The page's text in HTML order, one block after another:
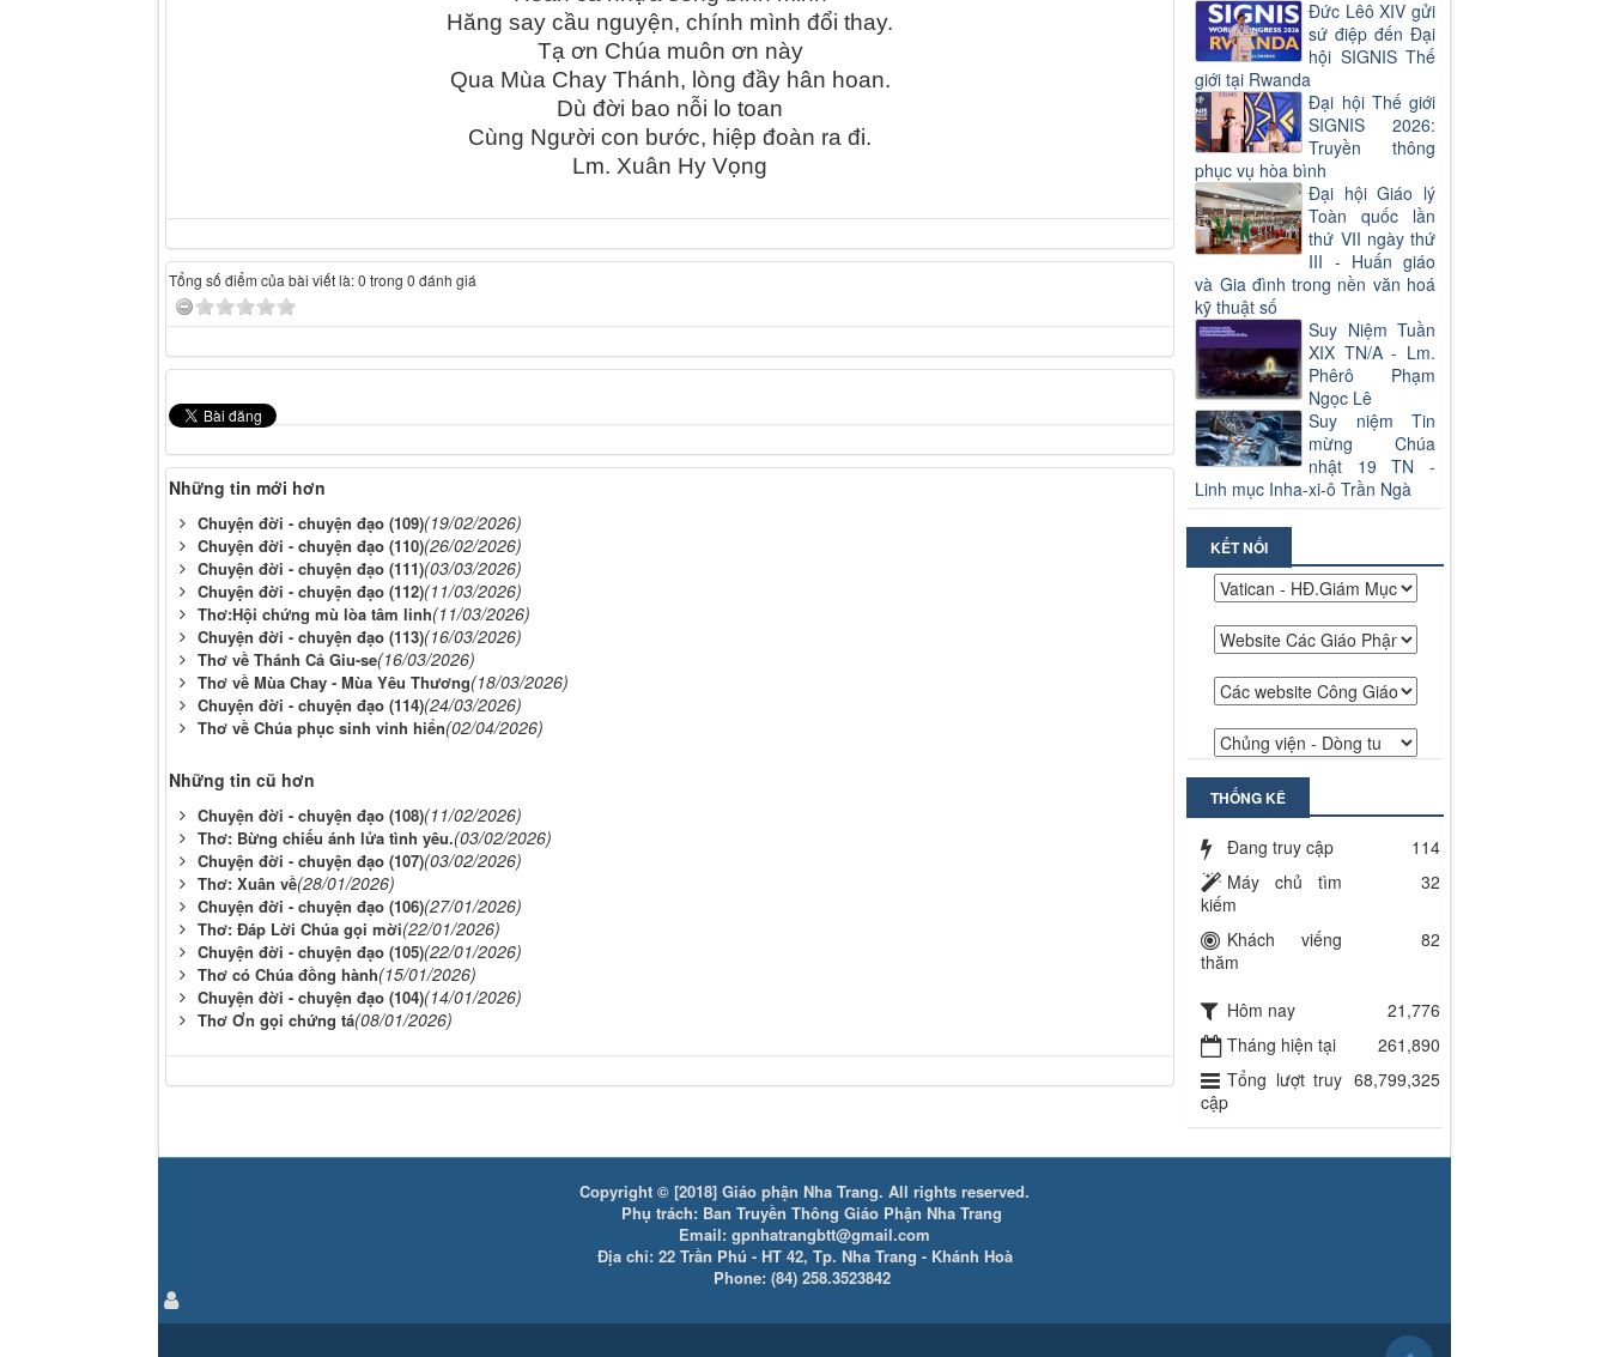
Hăng say cầu nguyện, chính mình đổi thay.
Tạ ơn Chúa muôn ơn này
Qua Mùa Chay Thánh, lòng đầy hân hoan.
Dù đời bao nỗi lo toan
Cùng Người con bước, hiệp đoàn ra đi.
Lm. Xuân Hy Vọng
Tổng số điểm của bài viết là: 0 trong 0 đánh giá
Những tin mới hơn
Chuyện đời - chuyện đạo (109)(19/02/2026)
Chuyện đời - chuyện đạo (110)(26/02/2026)
Chuyện đời - chuyện đạo (111)(03/03/2026)
Chuyện đời - chuyện đạo (112)(11/03/2026)
Thơ:Hội chứng mù lòa tâm linh(11/03/2026)
Chuyện đời - chuyện đạo (113)(16/03/2026)
Thơ về Thánh Cả Giu-se(16/03/2026)
Thơ về Mùa Chay - Mùa Yêu Thương(18/03/2026)
Chuyện đời - chuyện đạo (114)(24/03/2026)
Thơ về Chúa phục sinh vinh hiển(02/04/2026)
Những tin cũ hơn
Chuyện đời - chuyện đạo (108)(11/02/2026)
Thơ: Bừng chiếu ánh lửa tình yêu.(03/02/2026)
Chuyện đời - chuyện đạo (107)(03/02/2026)
Thơ: Xuân về(28/01/2026)
Chuyện đời - chuyện đạo (106)(27/01/2026)
Thơ: Đáp Lời Chúa gọi mời(22/01/2026)
Chuyện đời - chuyện đạo (105)(22/01/2026)
Thơ có Chúa đồng hành(15/01/2026)
Chuyện đời - chuyện đạo (104)(14/01/2026)
Thơ Ơn gọi chứng tá(08/01/2026)
Đức Lêô XIV gửi
sứ điệp đến Đại
hội SIGNIS Thế
giới tại Rwanda
Đại hội Thế giới
SIGNIS 2026:
Truyền thông
phục vụ hòa bình
Đại hội Giáo lý
Toàn quốc lần
thứ VII ngày thứ
III - Huấn giáo
và Gia đình trong nền văn hoá
kỹ thuật số
Suy Niệm Tuần
XIX TN/A - Lm.
Phêrô Phạm
Ngọc Lê
Suy niệm Tin
mừng Chúa
nhật 19 TN -
Linh mục Inha-xi-ô Trần Ngà
KẾT NỐI
THỐNG KÊ
Đang truy cập
114
Máy chủ tìm
kiếm
32
Khách viếng
thăm
82
Hôm nay
21,776
Tháng hiện tại
261,890
Tổng lượt truy
cập
68,799,325
Copyright © [2018] Giáo phận Nha Trang. All rights reserved.
Phụ trách: Ban Truyền Thông Giáo Phận Nha Trang
Email: gpnhatrangbtt@gmail.com
Địa chỉ: 22 Trần Phú - HT 42, Tp. Nha Trang - Khánh Hoà
Phone: (84) 258.3523842